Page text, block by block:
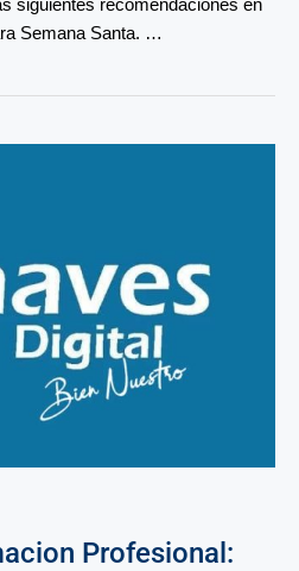
Semana Santa. …
Profesional: